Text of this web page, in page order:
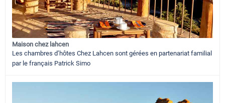
Maison chez lahcen
Les chambres d’hôtes Chez Lahcen sont gérées en partenariat familial
par le français Patrick Simo